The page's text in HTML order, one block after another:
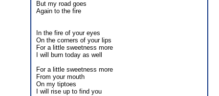
But my road goes
Again to the fire
In the fire of your eyes
On the corners of your lips
For a little sweetness more
I will burn today as well
For a little sweetness more
From your mouth
On my tiptoes
I will rise up to find you